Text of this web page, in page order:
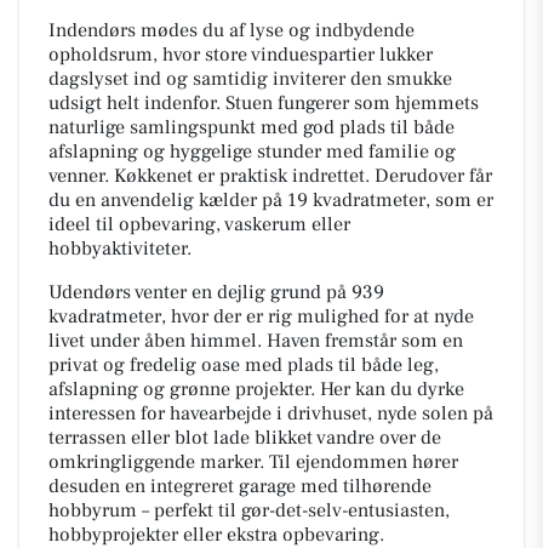
Indendørs mødes du af lyse og indbydende
opholdsrum, hvor store vinduespartier lukker
dagslyset ind og samtidig inviterer den smukke
udsigt helt indenfor. Stuen fungerer som hjemmets
naturlige samlingspunkt med god plads til både
afslapning og hyggelige stunder med familie og
venner. Køkkenet er praktisk indrettet. Derudover får
du en anvendelig kælder på 19 kvadratmeter, som er
ideel til opbevaring, vaskerum eller
hobbyaktiviteter.
Udendørs venter en dejlig grund på 939
kvadratmeter, hvor der er rig mulighed for at nyde
livet under åben himmel. Haven fremstår som en
privat og fredelig oase med plads til både leg,
afslapning og grønne projekter. Her kan du dyrke
interessen for havearbejde i drivhuset, nyde solen på
terrassen eller blot lade blikket vandre over de
omkringliggende marker. Til ejendommen hører
desuden en integreret garage med tilhørende
hobbyrum – perfekt til gør-det-selv-entusiasten,
hobbyprojekter eller ekstra opbevaring.